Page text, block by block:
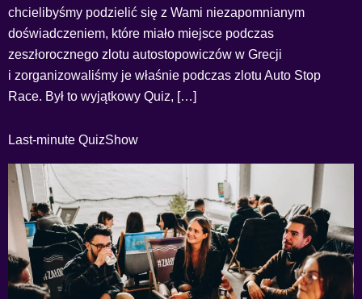
chcielibyśmy podzielić się z Wami niezapomnianym
doświadczeniem, które miało miejsce podczas
zeszłorocznego zlotu autostopowiczów w Grecji
i zorganizowaliśmy je właśnie podczas zlotu Auto Stop
Race. Był to wyjątkowy Quiz, […]
Last-minute QuizShow